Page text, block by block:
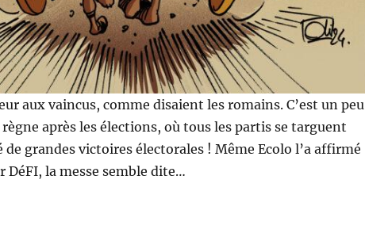
aux vaincus, comme disaient les romains. C’est un peu
après les élections, où tous les partis se targuent
de grandes victoires électorales ! Même Ecolo l’a affirmé
DéFI, la messe semble dite…